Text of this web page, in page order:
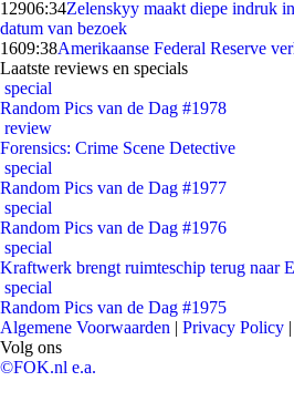
12906:34Zelenskyy maakt diepe indruk
datum van bezoek
1609:38Amerikaanse Federal Reserve
Laatste reviews en specials
special
Random Pics van de Dag #1978
review
Forensics: Crime Scene Detective
special
Random Pics van de Dag #1977
special
Random Pics van de Dag #1976
special
Kraftwerk brengt ruimteschip terug naar
special
Random Pics van de Dag #1975
Algemene Voorwaarden | Privacy Policy |
Volg ons
©FOK.nl e.a.